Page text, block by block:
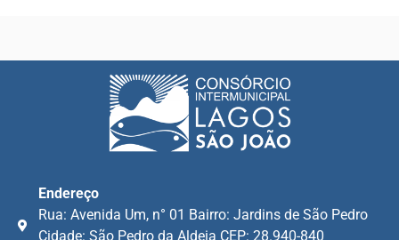
Endereço
Rua: Avenida Um, n° 01 Bairro: Jardins de São Pedro
Cidade: São Pedro da Aldeia CEP: 28.940-840